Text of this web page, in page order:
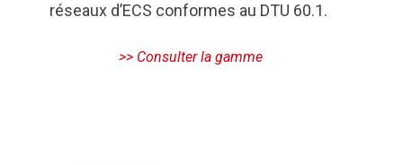
réseaux d’ECS conformes au DTU 60.1.